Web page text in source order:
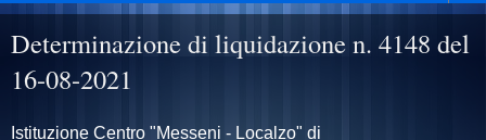
Determinazione di liquidazione n. 4148 del
16-08-2021
Istituzione Centro "Messeni - Localzo" di